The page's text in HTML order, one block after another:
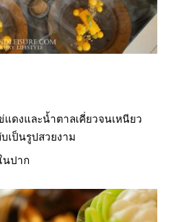
ดงและน้ำตาลเคี่ยวจนเหนียว
เป็นรูปสวยงาม
นปาก